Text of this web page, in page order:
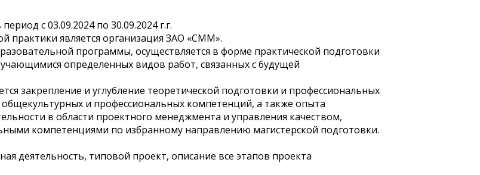
с 03.09.2024 по 30.09.2024 г.г.
практики является организация ЗАО «СММ».
программы, осуществляется в форме практической подготовки
определенных видов работ, связанных с будущей
закрепление и углубление теоретической подготовки и профессиональных
и профессиональных компетенций, а также опыта
в области проектного менеджмента и управления качеством,
компетенциями по избранному направлению магистерской подготовки.
деятельность, типовой проект, описание все этапов проекта